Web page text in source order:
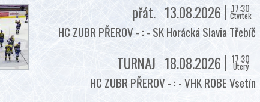
17:30
Čtvrtek
13.08.2026
přát.
HC ZUBR PŘEROV - : - SK Horácká Slavia Třebíč
17:30
Úterý
18.08.2026
TURNAJ
HC ZUBR PŘEROV - : - VHK ROBE Vsetín